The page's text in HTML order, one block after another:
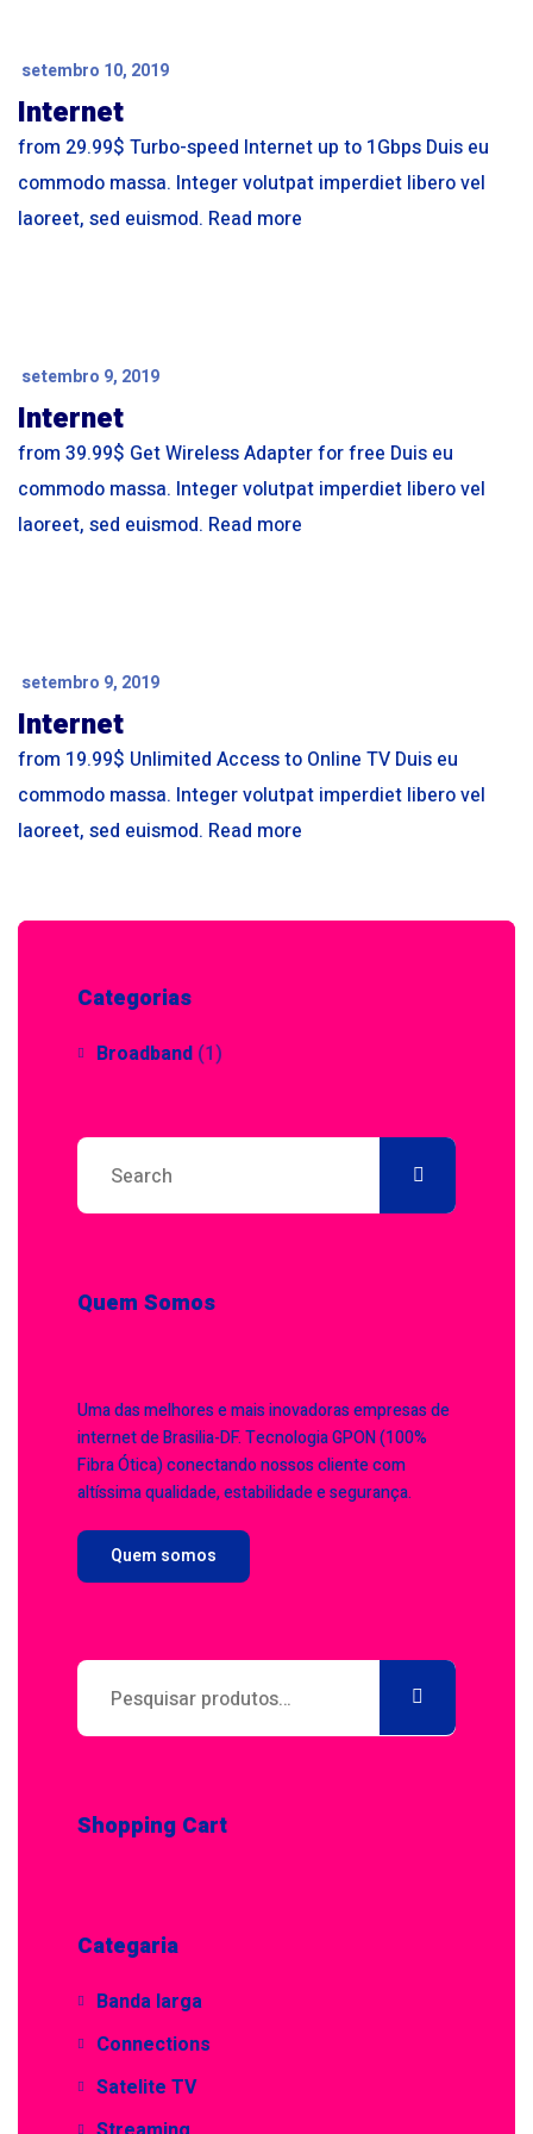
setembro 10, 2019
Internet
from 29.99$ Turbo-speed Internet up to 1Gbps Duis eu
commodo massa. Integer volutpat imperdiet libero vel
laoreet, sed euismod. Read more
setembro 9, 2019
Internet
from 39.99$ Get Wireless Adapter for free Duis eu
commodo massa. Integer volutpat imperdiet libero vel
laoreet, sed euismod. Read more
setembro 9, 2019
Internet
from 19.99$ Unlimited Access to Online TV Duis eu
commodo massa. Integer volutpat imperdiet libero vel
laoreet, sed euismod. Read more
Categorias
Broadband (1)
Quem Somos
Uma das melhores e mais inovadoras empresas de
internet de Brasilia-DF. Tecnologia GPON (100%
Fibra Ótica) conectando nossos cliente com
altíssima qualidade, estabilidade e segurança.
Quem somos
Shopping Cart
Categaria
Banda larga
Connections
Satelite TV